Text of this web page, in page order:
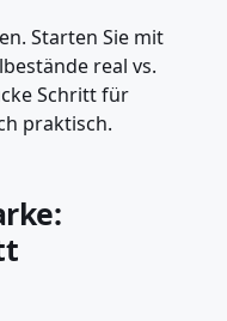
Starten Sie mit
real vs.
Schritt für
praktisch.